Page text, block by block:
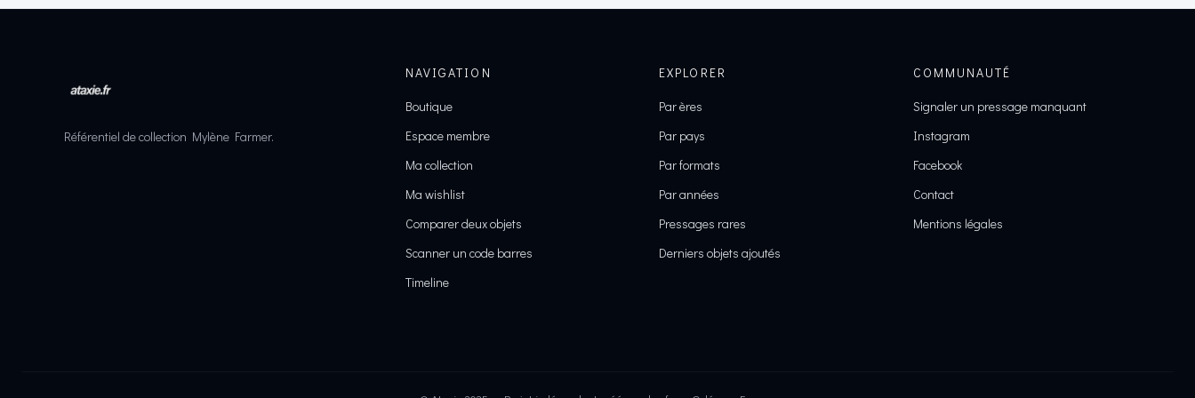
Référentiel de collection Mylène Farmer.
NAVIGATION
Boutique
Espace membre
Ma collection
Ma wishlist
Comparer deux objets
Scanner un code barres
Timeline
EXPLORER
Par ères
Par pays
Par formats
Par années
Pressages rares
Derniers objets ajoutés
COMMUNAUTÉ
Signaler un pressage manquant
Instagram
Facebook
Contact
Mentions légales